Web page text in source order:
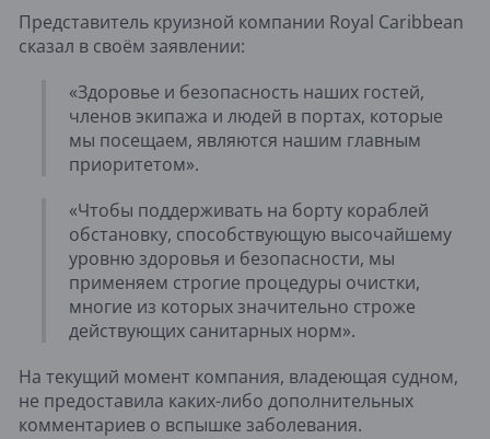
Представитель круизной компании Royal Caribbean
сказал в своём заявлении:
«Здоровье и безопасность наших гостей,
членов экипажа и людей в портах, которые
мы посещаем, являются нашим главным
приоритетом».
«Чтобы поддерживать на борту кораблей
обстановку, способствующую высочайшему
уровню здоровья и безопасности, мы
применяем строгие процедуры очистки,
многие из которых значительно строже
действующих санитарных норм».
На текущий момент компания, владеющая судном,
не предоставила каких-либо дополнительных
комментариев о вспышке заболевания.